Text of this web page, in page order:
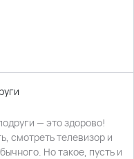
— это здорово!
смотреть телевизор и
Но такое, пусть и